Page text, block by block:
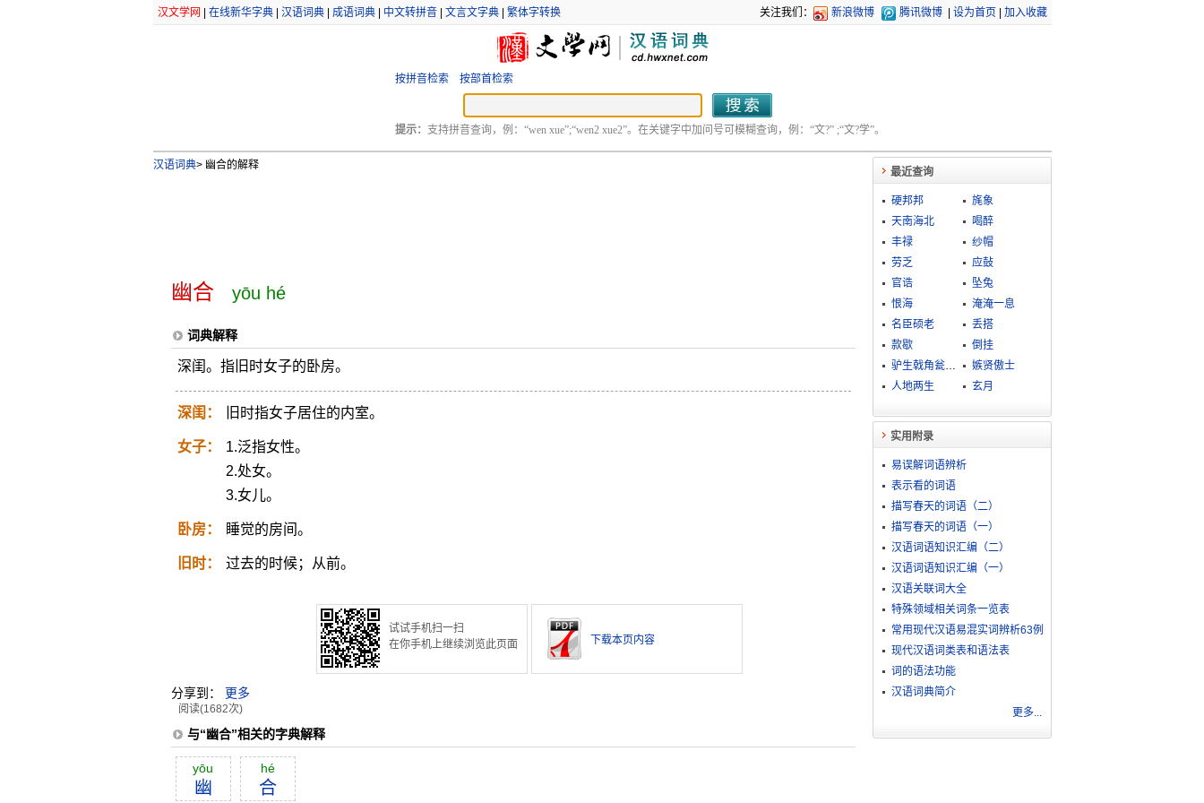
汉文学网 在线新华字典| 汉语词典| 成语词典| 中文转拼音| 文言文字典| 繁体字转换 关注我们： 新浪微博 腾讯微博 设为首页 加入收藏
按拼音检索 按部首检索
提示： 支持拼音查询，例：“wen xue”;“wen2 xue2”。在关键字中加问号可模糊查询，例：“文?” ;“文?学”。
汉语词典>幽合的解释
幽合 yōu hé
词典解释
深闺。指旧时女子的卧房。
深闺： 旧时指女子居住的内室。
女子：
1.泛指女性。
2.处女。
3.女儿。
卧房： 睡觉的房间。
旧时： 过去的时候；从前。
试试手机扫一扫
在你手机上继续浏览此页面
下载本页内容
分享到： 更多
阅读(1682次)
与“幽合”相关的字典解释
yōu
幽
hé
合
最近查询
硬邦邦
旄象
天南海北
喝醉
丰禄
纱帽
劳乏
应鼔
官诰
坠兔
恨海
淹淹一息
名臣硕老
丢搭
款歇
倒挂
驴生戟角瓮生根
嫉贤傲士
人地两生
玄月
实用附录
易误解词语辨析
表示看的词语
描写春天的词语（二）
描写春天的词语（一）
汉语词语知识汇编（二）
汉语词语知识汇编（一）
汉语关联词大全
特殊领域相关词条一览表
常用现代汉语易混实词辨析63例
现代汉语词类表和语法表
词的语法功能
汉语词典简介
更多...